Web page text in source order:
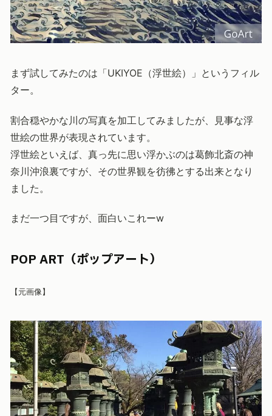
まず試してみたのは「UKIYOE（浮世絵）」というフィル
ター。
割合穏やかな川の写真を加工してみましたが、見事な浮
世絵の世界が表現されています。
浮世絵といえば、真っ先に思い浮かぶのは葛飾北斎の神
奈川沖浪裏ですが、その世界観を彷彿とする出来となり
ました。
まだ一つ目ですが、面白いこれーw
POP ART（ポップアート）
【元画像】